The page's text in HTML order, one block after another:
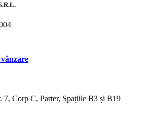
Corp C, Parter, Spațiile B3 și B19